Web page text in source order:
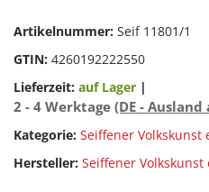
Artikelnummer: Seif 11801/1
GTIN: 4260192222550
Lieferzeit: auf Lager |
2 - 4 Werktage (DE -
Kategorie: Seiffener Volkskunst
Hersteller: Seiffener Volkskunst